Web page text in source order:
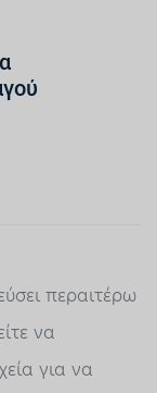
περαιτέρω
να
για να